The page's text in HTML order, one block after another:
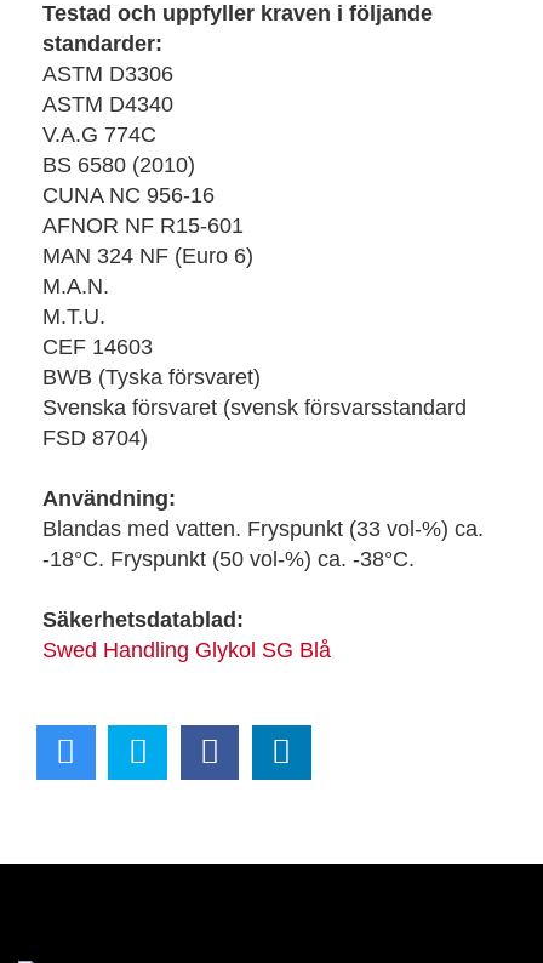
Testad och uppfyller kraven i följande
standarder:
ASTM D3306
ASTM D4340
V.A.G 774C
BS 6580 (2010)
CUNA NC 956-16
AFNOR NF R15-601
MAN 324 NF (Euro 6)
M.A.N.
M.T.U.
CEF 14603
BWB (Tyska försvaret)
Svenska försvaret (svensk försvarsstandard
FSD 8704)
Användning:
Blandas med vatten. Fryspunkt (33 vol-%) ca.
-18°C. Fryspunkt (50 vol-%) ca. -38°C.
Säkerhetsdatablad:
Swed Handling Glykol SG Blå